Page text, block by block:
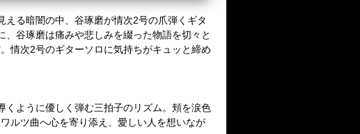
える暗闇の中、谷琢磨が情次2号の爪弾くギタ
谷琢磨は痛みや悲しみを綴った物語を切々と
情次2号のギターソロに気持ちがキュッと締め
ように優しく弾む三拍子のリズム。頬を涙色
ルツ曲へ心を寄り添え、愛しい人を想いなが